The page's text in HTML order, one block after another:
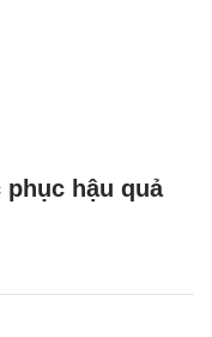
hậu quả